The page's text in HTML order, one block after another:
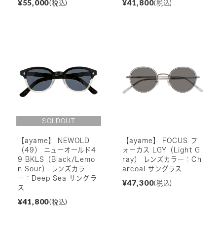
¥55,000(税込) ¥41,800(税込)
【ayame】 NEWOLD
（49） ニューオールド4
9 BKLS（Black/Lemo
n Sour） レンズカラ
ー：Deep Sea サングラ
ス
¥41,800(税込)
【ayame】 FOCUS フ
ォーカス LGY（Light G
ray） レンズカラー：Ch
arcoal サングラス
¥47,300(税込)